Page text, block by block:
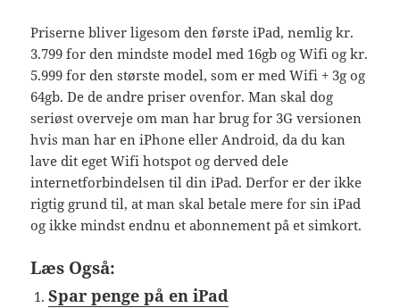
Priserne bliver ligesom den første iPad, nemlig kr.
3.799 for den mindste model med 16gb og Wifi og kr.
5.999 for den største model, som er med Wifi + 3g og
64gb. De de andre priser ovenfor. Man skal dog
seriøst overveje om man har brug for 3G versionen
hvis man har en iPhone eller Android, da du kan
lave dit eget Wifi hotspot og derved dele
internetforbindelsen til din iPad. Derfor er der ikke
rigtig grund til, at man skal betale mere for sin iPad
og ikke mindst endnu et abonnement på et simkort.
Læs Også:
Spar penge på en iPad